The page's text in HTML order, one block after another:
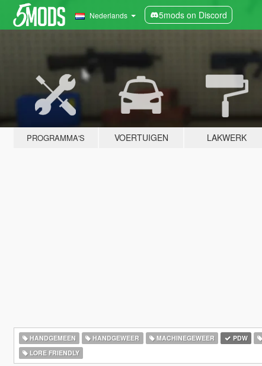
Nederlands 5mods on Discord
PROGRAMMA'S VOERTUIGEN LAKWERK
HANDGEMEEN HANDGEWEER MACHINEGEWEER PDW
LORE FRIENDLY